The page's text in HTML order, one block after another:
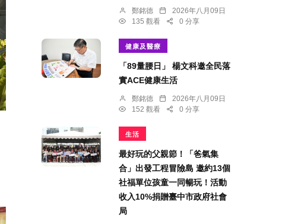
鄭銘德
2026年八月09日
135 觀看
0 分享
健康及醫療
「89量腰日」 楊文科邀全民落
實ACE健康生活
鄭銘德
2026年八月09日
152 觀看
0 分享
生活
最好玩的父親節！「爸氣集
合」出發工程冒險島 邀約13個
社福單位孩童一同暢玩！活動
收入10%捐贈臺中市政府社會
局